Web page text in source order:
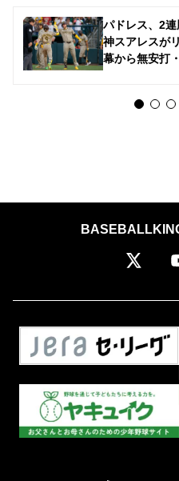
パドレス、2
神スアレスが
幕から無安打